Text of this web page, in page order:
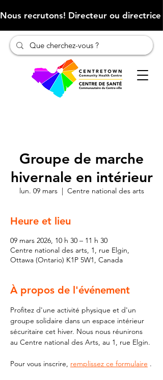
Nous recrutons! Directeur ou
Groupe de marche
hivernale en intérieur
lun. 09 mars
  |
Centre national des arts
Heure et lieu
09 mars 2026, 10 h 30 – 11 h 30
Centre national des arts, 1, rue Elgin,
Ottawa (Ontario) K1P 5W1, Canada
À propos de l'événement
Profitez d'une activité physique et d'un
groupe solidaire dans un espace intérieur
sécuritaire cet hiver. Nous nous réunirons
au Centre national des Arts, au 1, rue Elgin.
Pour vous inscrire, remplissez ce formulaire .